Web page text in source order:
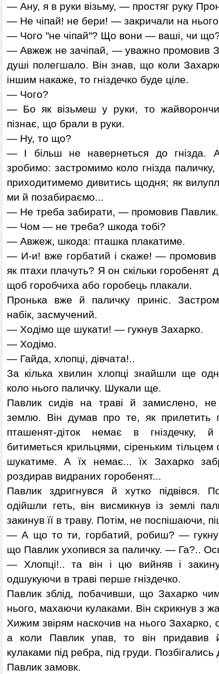
— Ану, я в руки візьму, — простяг руку
— Не чіпай! не бери! — закричали на нього
— Чого "не чіпай"? Що вони — ваші, чи
— Авжеж не зачіпай, — уважно промовив
душі полегшало. Він знав, що коли
іншим накаже, то гніздечко буде ціле.
— Чого?
— Бо як візьмеш у руки, то
пізнає, що брали в руки.
— Ну, то що?
— І більш не навернеться до
зробимо: застромимо коло гнізда
приходитимемо дивитись щодня; як
ми й позабираємо...
— Не треба забирати, — промовив Павлик.
— Чом — не треба? шкода тобі?
— Авжеж, шкода: пташка плакатиме.
— И-и! вже горбатий і скаже! —
як птахи плачуть? Я он скільки горобенят
щоб горобчиха або горобець плакали.
Пронька вже й паличку приніс.
набік, засмучений.
— Ходімо ще шукати! — гукнув Захарко.
— Ходімо.
— Гайда, хлопці, дівчата!..
За кілька хвилин хлопці знайшли ще
коло нього паличку. Шукали ще.
Павлик сидів на траві й замислено,
землю. Він думав про те, як прилетить
пташенят-діток немає в гніздечку,
битиметься крильцями, сіреньким
шукатиме. А їх немає... їх Захарко
роздирав видраних горобенят...
Павлик здригнувся й хутко підвівся.
одійшли геть, він висмикнув із землі
закинув її в траву. Потім, не поспішаючи,
— А що то ти, горбатий, робиш? —
що Павлик ухопився за паличку. — Га?..
— Хлопці!.. та він і цю вийняв і
одшукуючи в траві перше гніздечко.
Павлик зблід, побачивши, що Захарко
нього, махаючи кулаками. Він скрикнув з
Хижим звірям наскочив на нього Захарко,
а коли Павлик упав, то він придавив
кулаками під ребра, під груди. Позбігались
Павлик замовк.